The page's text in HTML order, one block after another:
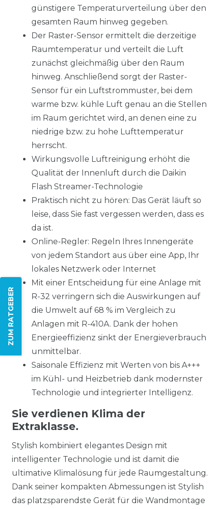
ZUM RATGEBER
günstigere Temperaturverteilung über den
gesamten Raum hinweg gegeben.
Der Raster-Sensor ermittelt die derzeitige
Raumtemperatur und verteilt die Luft
zunächst gleichmäßig über den Raum
hinweg. Anschließend sorgt der Raster-
Sensor für ein Luftstrommuster, bei dem
warme bzw. kühle Luft genau an die Stellen
im Raum gerichtet wird, an denen eine zu
niedrige bzw. zu hohe Lufttemperatur
herrscht.
Wirkungsvolle Luftreinigung erhöht die
Qualität der Innenluft durch die Daikin
Flash Streamer-Technologie
Praktisch nicht zu hören: Das Gerät läuft so
leise, dass Sie fast vergessen werden, dass es
da ist.
Online-Regler: Regeln Ihres Innengeräte
von jedem Standort aus über eine App, Ihr
lokales Netzwerk oder Internet
Mit einer Entscheidung für eine Anlage mit
R-32 verringern sich die Auswirkungen auf
die Umwelt auf 68 % im Vergleich zu
Anlagen mit R-410A. Dank der hohen
Energieeffizienz sinkt der Energieverbrauch
unmittelbar.
Saisonale Effizienz mit Werten von bis A+++
im Kühl- und Heizbetrieb dank modernster
Technologie und integrierter Intelligenz.
Sie verdienen Klima der
Extraklasse.
Stylish kombiniert elegantes Design mit
intelligenter Technologie und ist damit die
ultimative Klimalösung für jede Raumgestaltung.
Dank seiner kompakten Abmessungen ist Stylish
das platzsparendste Gerät für die Wandmontage